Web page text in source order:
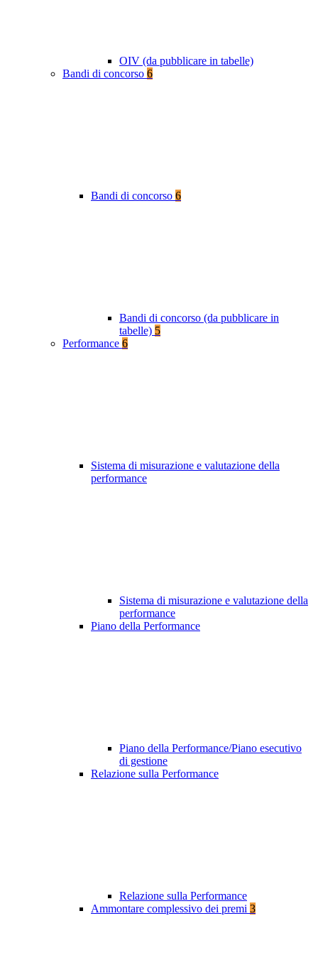
OIV (da pubblicare in tabelle)
Bandi di concorso 6
Bandi di concorso 6
Bandi di concorso (da pubblicare in
tabelle) 5
Performance 6
Sistema di misurazione e valutazione della
performance
Sistema di misurazione e valutazione della
performance
Piano della Performance
Piano della Performance/Piano esecutivo
di gestione
Relazione sulla Performance
Relazione sulla Performance
Ammontare complessivo dei premi 3